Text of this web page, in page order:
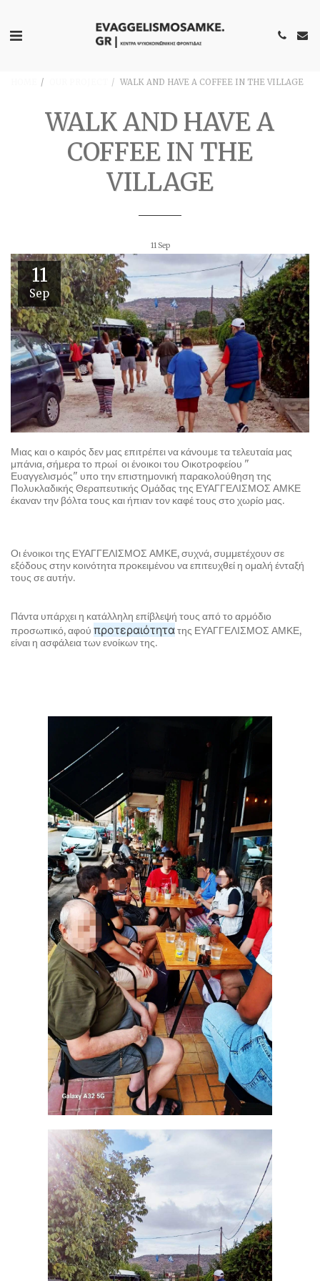
WALK AND HAVE A COFFEE IN THE VILLAGE
WALK AND HAVE A
COFFEE IN THE
VILLAGE
11 Sep
11
Sep
Μιας και ο καιρός δεν μας επιτρέπει να κάνουμε τα τελευταία μας
μπάνια, σήμερα το πρωί οι ένοικοι του Οικοτροφείου "
Ευαγγελισμός" υπο την επιστημονική παρακολούθηση της
Πολυκλαδικής Θεραπευτικής Ομάδας της ΕΥΑΓΓΕΛΙΣΜΟΣ ΑΜΚΕ
έκαναν την βόλτα τους και ήπιαν τον καφέ τους στο χωρίο μας.
Οι ένοικοι της ΕΥΑΓΓΕΛΙΣΜΟΣ ΑΜΚΕ, συχνά, συμμετέχουν σε
εξόδους στην κοινότητα προκειμένου να επιτευχθεί η ομαλή ένταξή
τους σε αυτήν.
Πάντα υπάρχει η κατάλληλη επίβλεψή τους από το αρμόδιο
προσωπικό, αφού προτεραιότητατης ΕΥΑΓΓΕΛΙΣΜΟΣ ΑΜΚΕ,
είναι η ασφάλεια των ενοίκων της.